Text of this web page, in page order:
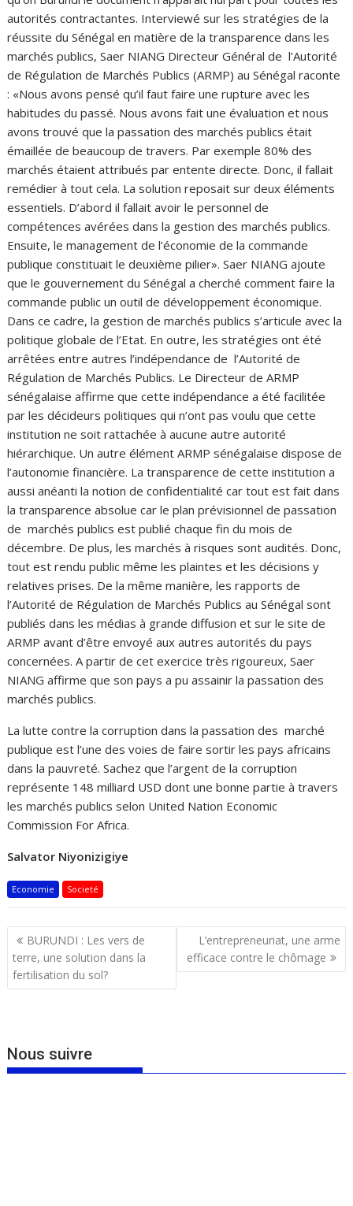
autorités contractantes. Interviewé sur les stratégies de la
réussite du Sénégal en matière de la transparence dans les
marchés publics, Saer NIANG Directeur Général de l’Autorité
de Régulation de Marchés Publics (ARMP) au Sénégal raconte
: «Nous avons pensé qu’il faut faire une rupture avec les
habitudes du passé. Nous avons fait une évaluation et nous
avons trouvé que la passation des marchés publics était
émaillée de beaucoup de travers. Par exemple 80% des
marchés étaient attribués par entente directe. Donc, il fallait
remédier à tout cela. La solution reposait sur deux éléments
essentiels. D’abord il fallait avoir le personnel de
compétences avérées dans la gestion des marchés publics.
Ensuite, le management de l’économie de la commande
publique constituait le deuxième pilier». Saer NIANG ajoute
que le gouvernement du Sénégal a cherché comment faire la
commande public un outil de développement économique.
Dans ce cadre, la gestion de marchés publics s’articule avec la
politique globale de l’Etat. En outre, les stratégies ont été
arrêtées entre autres l’indépendance de l’Autorité de
Régulation de Marchés Publics. Le Directeur de ARMP
sénégalaise affirme que cette indépendance a été facilitée
par les décideurs politiques qui n’ont pas voulu que cette
institution ne soit rattachée à aucune autre autorité
hiérarchique. Un autre élément ARMP sénégalaise dispose de
l’autonomie financière. La transparence de cette institution a
aussi anéanti la notion de confidentialité car tout est fait dans
la transparence absolue car le plan prévisionnel de passation
de marchés publics est publié chaque fin du mois de
décembre. De plus, les marchés à risques sont audités. Donc,
tout est rendu public même les plaintes et les décisions y
relatives prises. De la même manière, les rapports de
l’Autorité de Régulation de Marchés Publics au Sénégal sont
publiés dans les médias à grande diffusion et sur le site de
ARMP avant d’être envoyé aux autres autorités du pays
concernées. A partir de cet exercice très rigoureux, Saer
NIANG affirme que son pays a pu assainir la passation des
marchés publics.
La lutte contre la corruption dans la passation des marché
publique est l’une des voies de faire sortir les pays africains
dans la pauvreté. Sachez que l’argent de la corruption
représente 148 milliard USD dont une bonne partie à travers
les marchés publics selon United Nation Economic
Commission For Africa.
Salvator Niyonizigiye
Economie Societé
Navigation
de
l’article
BURUNDI : Les vers de
terre, une solution dans la
fertilisation du sol?
L’entrepreneuriat, une arme
efficace contre le chômage
Nous suivre